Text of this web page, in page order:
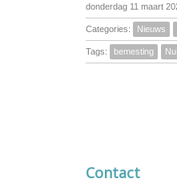
donderdag 11 maart
Categories: Nieuws
Tags: bemesting
Contact